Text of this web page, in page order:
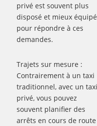
privé est souvent plus
disposé et mieux équipé
pour répondre à ces
demandes.
Trajets sur mesure :
Contrairement à un taxi
traditionnel, avec un taxi
privé, vous pouvez
souvent planifier des
arrêts en cours de route